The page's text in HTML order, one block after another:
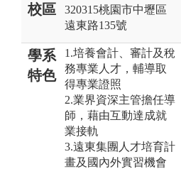
校區
320315桃園市中壢區
遠東路135號
學系
特色
1.培養會計、審計及稅
務專業人才，輔導取
得專業證照
2.業界資深主管擔任導
師，藉由互動達成就
業接軌
3.遠東集團人才培育計
畫及國內外實習機會